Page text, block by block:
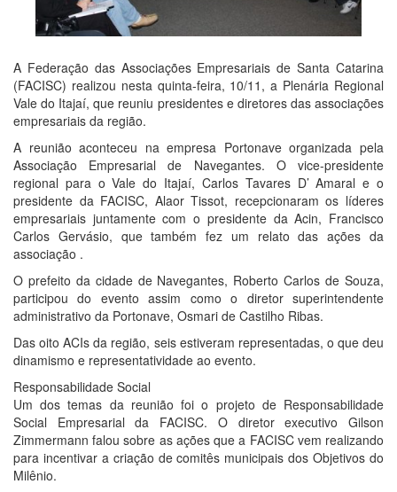
A Federação das Associações Empresariais de Santa Catarina
(FACISC) realizou nesta quinta-feira, 10/11, a Plenária Regional
Vale do Itajaí, que reuniu presidentes e diretores das associações
empresariais da região.
A reunião aconteceu na empresa Portonave organizada pela
Associação Empresarial de Navegantes. O vice-presidente
regional para o Vale do Itajaí, Carlos Tavares D’ Amaral e o
presidente da FACISC, Alaor Tissot, recepcionaram os líderes
empresariais juntamente com o presidente da Acin, Francisco
Carlos Gervásio, que também fez um relato das ações da
associação .
O prefeito da cidade de Navegantes, Roberto Carlos de Souza,
participou do evento assim como o diretor superintendente
administrativo da Portonave, Osmari de Castilho Ribas.
Das oito ACIs da região, seis estiveram representadas, o que deu
dinamismo e representatividade ao evento.
Responsabilidade Social
Um dos temas da reunião foi o projeto de Responsabilidade
Social Empresarial da FACISC. O diretor executivo Gilson
Zimmermann falou sobre as ações que a FACISC vem realizando
para incentivar a criação de comitês municipais dos Objetivos do
Milênio.